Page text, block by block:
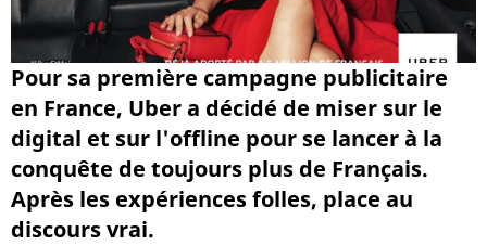
Pour sa première campagne publicitaire
en France, Uber a décidé de miser sur le
digital et sur l'offline pour se lancer à la
conquête de toujours plus de Français.
Après les expériences folles, place au
discours vrai.